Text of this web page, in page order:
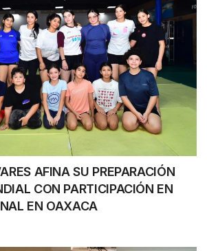
AFINA SU PREPARACIÓN
CON PARTICIPACIÓN EN
EN OAXACA